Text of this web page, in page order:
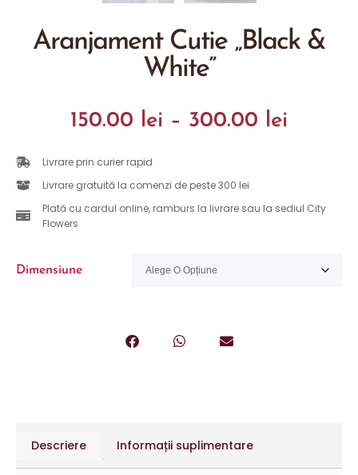
Aranjament Cutie „Black &
White”
150.00 lei – 300.00 lei
Livrare prin curier rapid
Livrare gratuită la comenzi de peste 300 lei
Plată cu cardul online, ramburs la livrare sau la sediul City
Flowers
Dimensiune
Descriere Informații suplimentare